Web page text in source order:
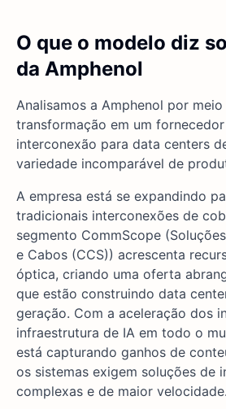
O que o modelo diz
da Amphenol
Analisamos a Amphenol por meio
transformação em um
interconexão para data centers
variedade incomparável de
A empresa está se expandindo
tradicionais interconexões de
segmento CommScope
e Cabos (CCS)) acrescenta
óptica, criando uma oferta
que estão construindo data
geração. Com a aceleração dos
infraestrutura de IA em todo o
está capturando ganhos de
os sistemas exigem soluções de
complexas e de maior velocidade.